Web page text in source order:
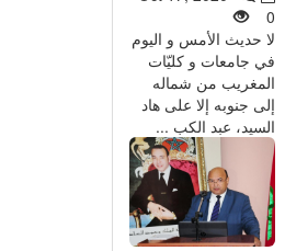
0
لا حديث الأمس و اليوم
في جامعات و كليّات
المغريب من شماله
إلى جنوبه إلا على هاد
السيد، عبد الكب ...